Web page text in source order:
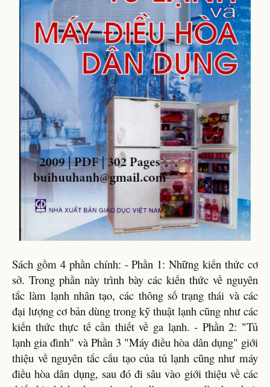
Sách gồm 4 phần chính: - Phần 1: Những kiến thức cơ
sở. Trong phần này trình bày các kiến thức về nguyên
tắc làm lạnh nhân tạo, các thông số trạng thái và các
đại lượng cơ bản dùng trong kỹ thuật lạnh cũng như các
kiến thức thực tế cần thiết về ga lạnh. - Phần 2: "Tủ
lạnh gia đình" và Phần 3 "Máy điều hòa dân dụng" giới
thiệu về nguyên tắc cấu tạo của tủ lạnh cũng như máy
điều hòa dân dụng, sau đó đi sâu vào giới thiệu về các